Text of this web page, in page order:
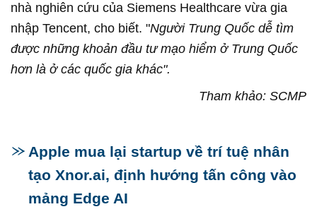
nhà nghiên cứu của Siemens Healthcare vừa gia
nhập Tencent, cho biết. "Người Trung Quốc dễ tìm
được những khoản đầu tư mạo hiểm ở Trung Quốc
hơn là ở các quốc gia khác".
Tham khảo: SCMP
Apple mua lại startup về trí tuệ nhân
tạo Xnor.ai, định hướng tấn công vào
mảng Edge AI